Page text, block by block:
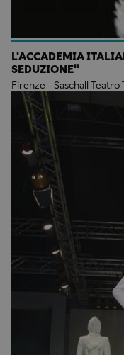
L'ACCADEMIA
SEDUZIONE"
Firenze - Saschall